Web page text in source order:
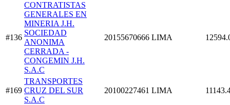
#136
CONTRATISTAS
GENERALES EN
MINERIA J.H.
SOCIEDAD
ANONIMA
CERRADA -
CONGEMIN J.H.
S.A.C
20155670666 LIMA
#169
TRANSPORTES
CRUZ DEL SUR
S.A.C
20100227461 LIMA